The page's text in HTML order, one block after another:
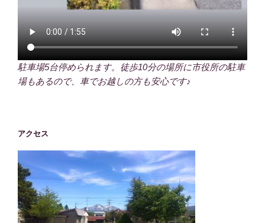
駐車場5台停められます。徒歩10分の場所に市役所の駐車
場もあるので、車でお越しの方も安心です♪
アクセス